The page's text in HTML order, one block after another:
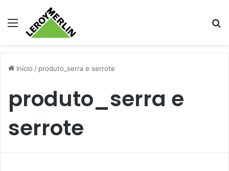
Menu
Início / produto_serra e serrote
produto_serra e
serrote